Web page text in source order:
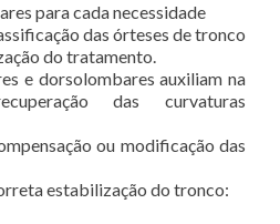
para cada necessidade
das órteses de tronco
do tratamento.
e dorsolombares auxiliam na
das curvaturas
ou modificação das
estabilização do tronco: